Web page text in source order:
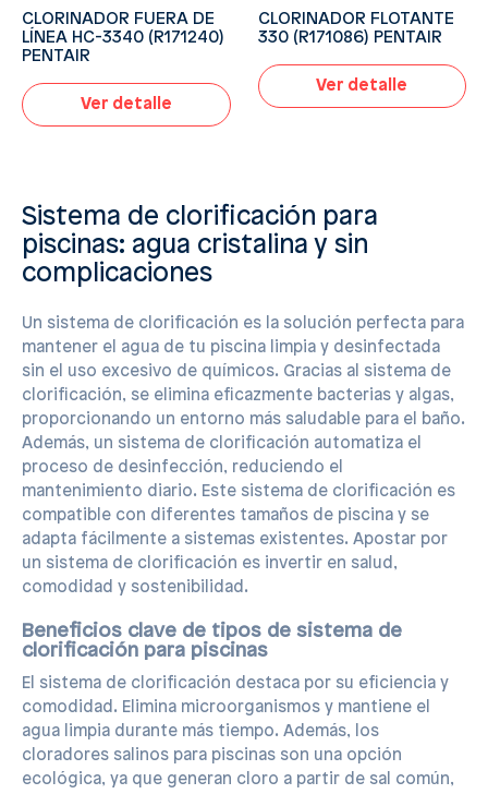
CLORINADOR FUERA DE
LÍNEA HC-3340 (R171240)
PENTAIR
Ver detalle
CLORINADOR FLOTANTE
330 (R171086) PENTAIR
Ver detalle
Sistema de clorificación para
piscinas: agua cristalina y sin
complicaciones
Un sistema de clorificación es la solución perfecta para
mantener el agua de tu piscina limpia y desinfectada
sin el uso excesivo de químicos. Gracias al sistema de
clorificación, se elimina eficazmente bacterias y algas,
proporcionando un entorno más saludable para el baño.
Además, un sistema de clorificación automatiza el
proceso de desinfección, reduciendo el
mantenimiento diario. Este sistema de clorificación es
compatible con diferentes tamaños de piscina y se
adapta fácilmente a sistemas existentes. Apostar por
un sistema de clorificación es invertir en salud,
comodidad y sostenibilidad.
Beneficios clave de tipos de sistema de
clorificación para piscinas
El sistema de clorificación destaca por su eficiencia y
comodidad. Elimina microorganismos y mantiene el
agua limpia durante más tiempo. Además, los
cloradores salinos para piscinas son una opción
ecológica, ya que generan cloro a partir de sal común,